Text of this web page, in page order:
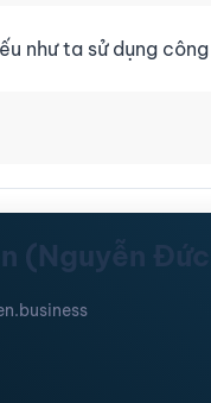
như ta sử dụng
(Nguyễn Đức